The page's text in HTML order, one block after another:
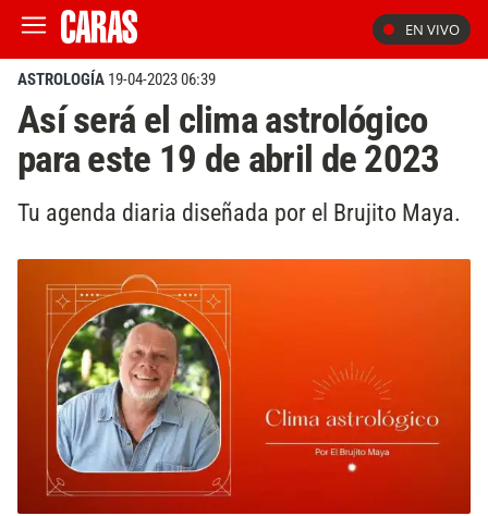
EN VIVO
ASTROLOGÍA 19-04-2023 06:39
Así será el clima astrológico
para este 19 de abril de 2023
Tu agenda diaria diseñada por el Brujito Maya.